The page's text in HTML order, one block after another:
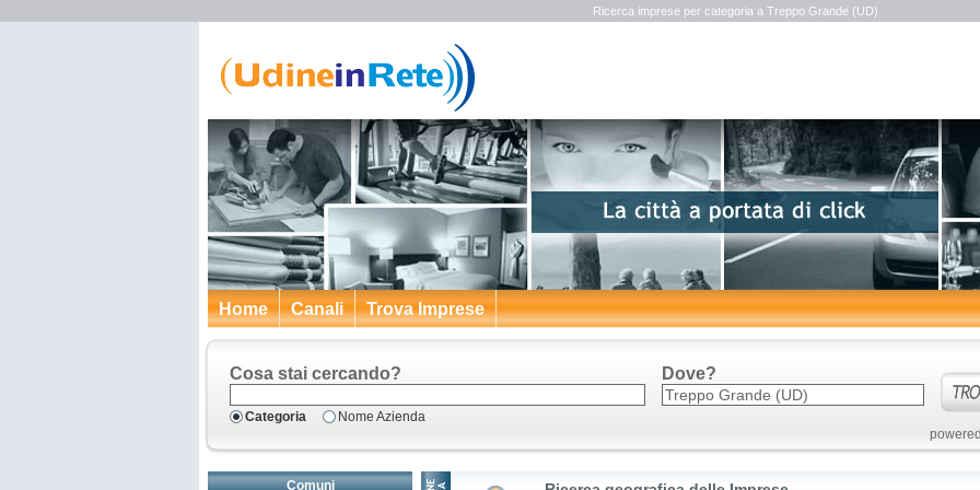
Ricerca imprese per categoria a Treppo Grande (UD)
Home Canali Trova Imprese
Cosa stai cercando?
Categoria Nome Azienda
Dove?
Comuni